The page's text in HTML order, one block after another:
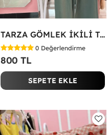
TARZA GÖMLEK İKİLİ TAKIM KOT KUMAŞ Yeşil
0 Değerlendirme
800 TL
SEPETE EKLE